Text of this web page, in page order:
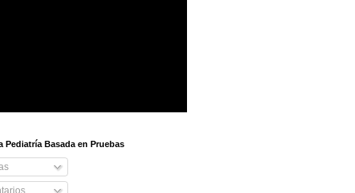
Pediatría Basada en Pruebas